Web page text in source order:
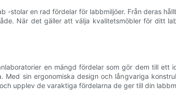
-stolar en rad fördelar för labbmiljöer. Från deras
När det gäller att välja kvalitetsmöbler för ditt
en mängd fördelar som gör dem till
Med sin ergonomiska design och långvariga
upplev de varaktiga fördelarna de ger till din